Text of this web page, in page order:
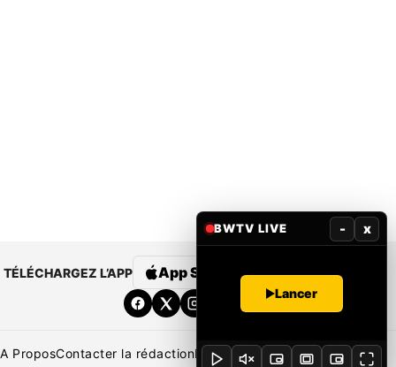
TÉLÉCHARGEZ L’APP App Store Google Play
A ProposContacter la rédactionRédaction Mentions légales
BWTV LIVE - x
Lancer